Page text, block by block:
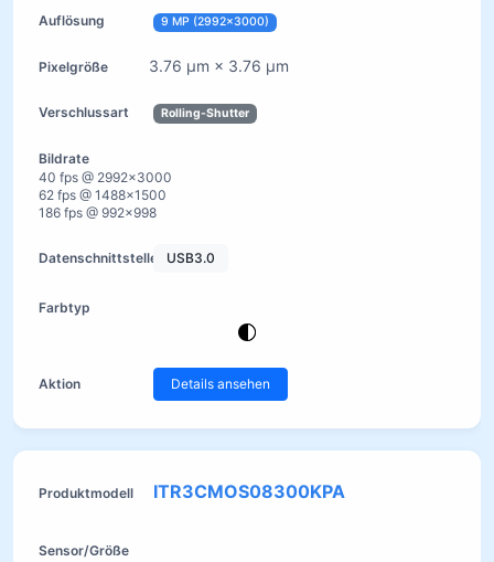
9 MP (2992×3000)
3.76 µm × 3.76 µm
Rolling-Shutter
40 fps @ 2992×3000
62 fps @ 1488×1500
186 fps @ 992×998
USB3.0
Details ansehen
ITR3CMOS08300KPA